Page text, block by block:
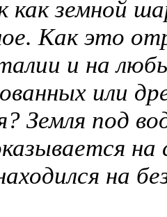
как земной
Как это
и на
или
Земля под
на